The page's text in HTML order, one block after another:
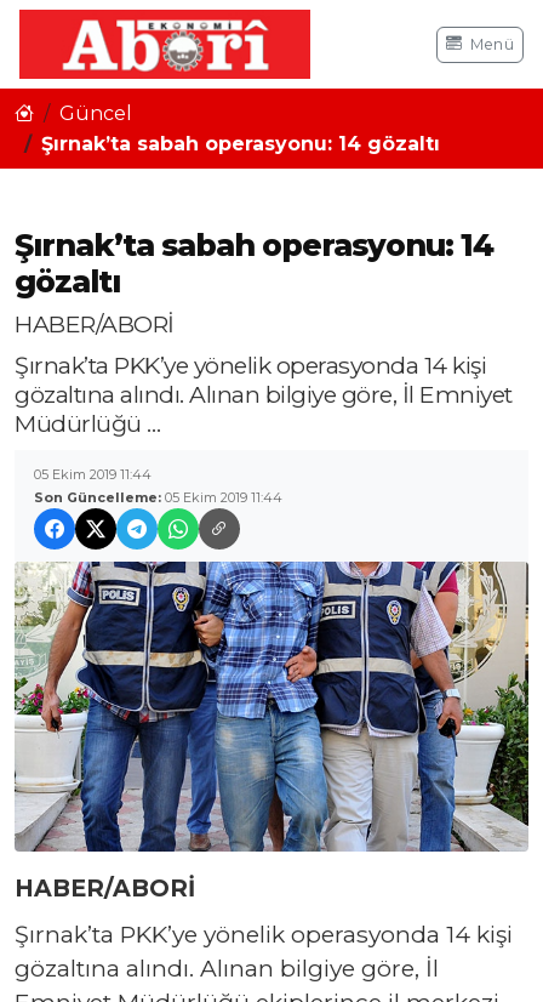
Menü
Güncel
Şırnak’ta sabah operasyonu: 14 gözaltı
Şırnak’ta sabah operasyonu: 14
gözaltı
HABER/ABORİ
Şırnak’ta PKK’ye yönelik operasyonda 14 kişi
gözaltına alındı. Alınan bilgiye göre, İl Emniyet
Müdürlüğü …
05 Ekim 2019 11:44
Son Güncelleme: 05 Ekim 2019 11:44
HABER/ABORİ
Şırnak’ta PKK’ye yönelik operasyonda 14 kişi
gözaltına alındı. Alınan bilgiye göre, İl